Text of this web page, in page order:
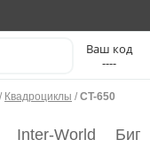
----
/ Квадроциклы / CT-650
Inter-World Биг